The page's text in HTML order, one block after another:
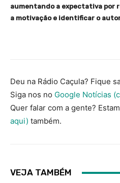
aumentando a expectativa por
a motivação e identificar o
Deu na Rádio Caçula? Fique
Siga nos no Google Notícias
Quer falar com a gente?
aqui) também.
VEJA TAMBÉM